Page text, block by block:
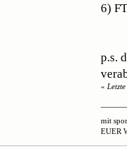
6)
p.s.
«
mit
EUER